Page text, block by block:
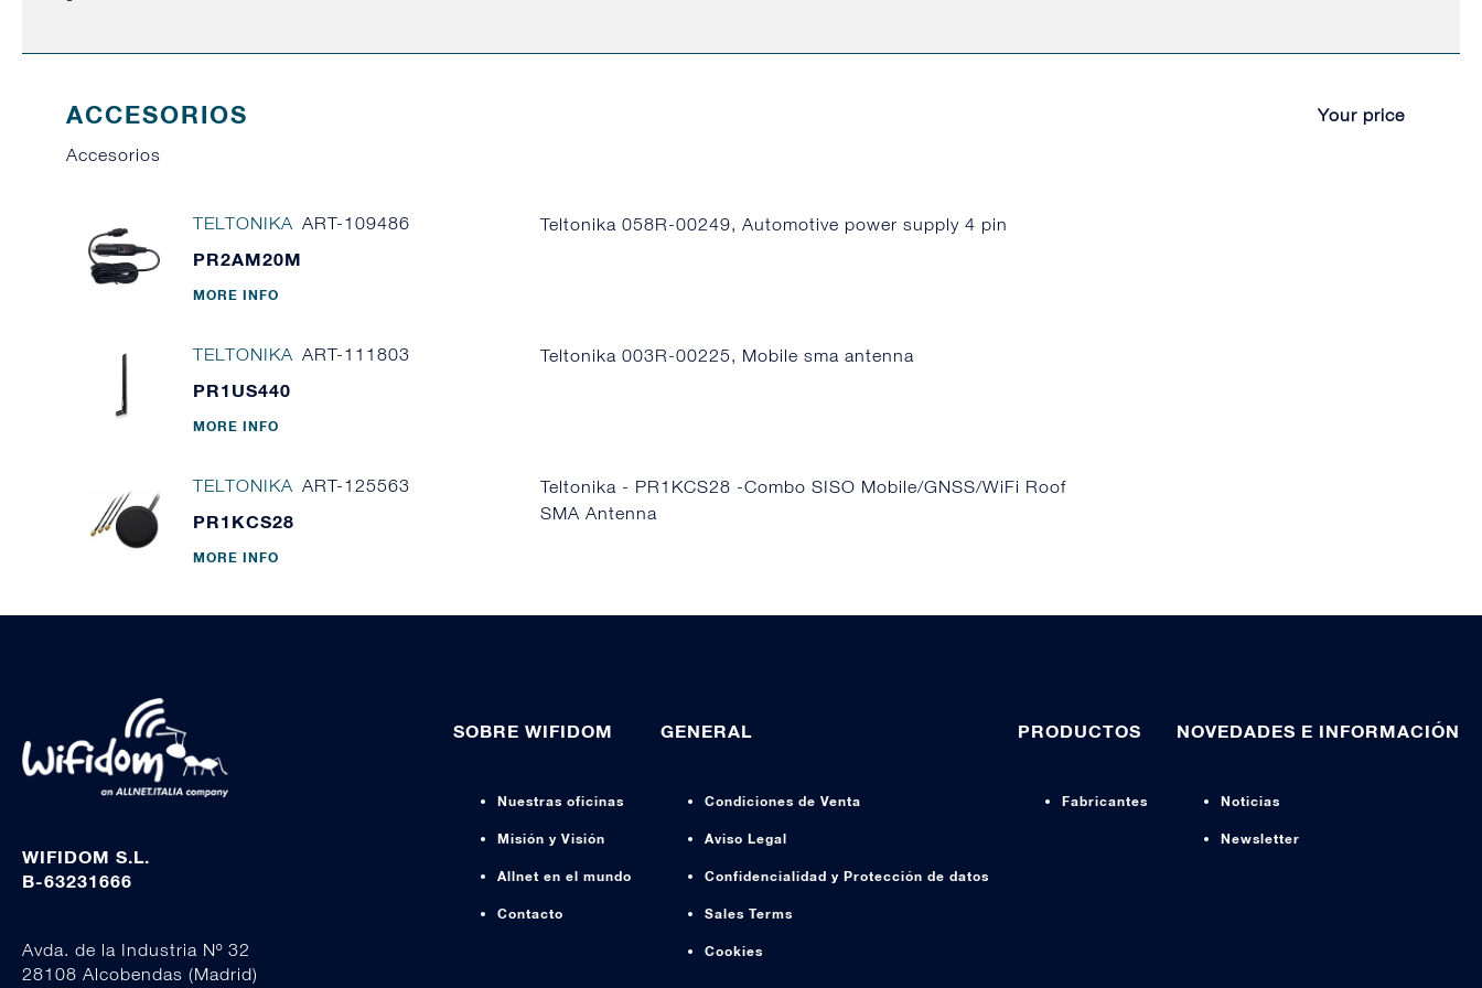
ACCESORIOS
Your price
Accesorios
TELTONIKA ART-109486
PR2AM20M
MORE INFO
Teltonika 058R-00249, Automotive power supply 4 pin
TELTONIKA ART-111803
PR1US440
MORE INFO
Teltonika 003R-00225, Mobile sma antenna
TELTONIKA ART-125563
PR1KCS28
MORE INFO
Teltonika - PR1KCS28 -Combo SISO Mobile/GNSS/WiFi Roof
SMA Antenna
WIFIDOM S.L.
B-63231666
Avda. de la Industria Nº 32
28108 Alcobendas (Madrid)
SOBRE WIFIDOM
Nuestras oficinas
Misión y Visión
Allnet en el mundo
Contacto
GENERAL
Condiciones de Venta
Aviso Legal
Confidencialidad y Protección de datos
Sales Terms
Cookies
PRODUCTOS
Fabricantes
NOVEDADES E INFORMACIÓN
Noticias
Newsletter